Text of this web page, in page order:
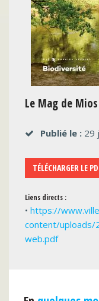
Le Mag de
Publié le : 29
TÉLÉCHARGER LE
Liens directs :
• https://
content/
web.pdf